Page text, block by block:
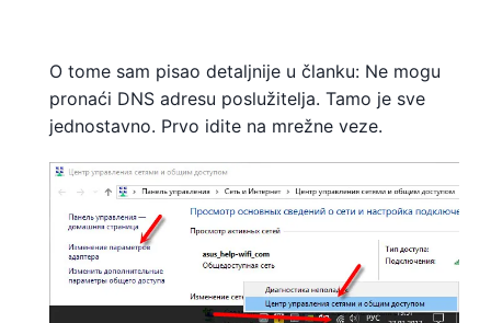
O tome sam pisao detaljnije u članku: Ne mogu
pronaći DNS adresu poslužitelja. Tamo je sve
jednostavno. Prvo idite na mrežne veze.